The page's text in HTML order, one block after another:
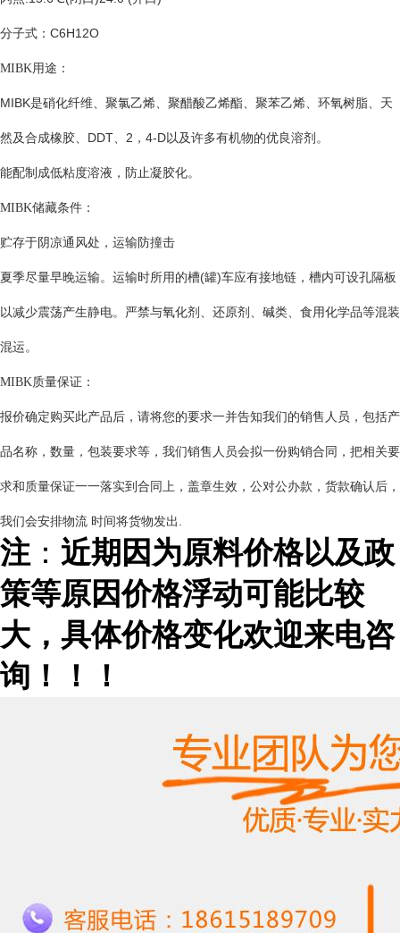
分子式： C6H12O
MIBK用途：
MIBK是硝化纤维、聚氯乙烯、聚醋酸乙烯酯、聚苯乙烯、环氧树脂、天
然及合成橡胶、 DDT 2 ， 4-D以及许多有机物的优良溶剂。
能配制成低粘度溶液，防止凝胶化。
MIBK储藏条件：
贮存于阴凉通风处，运输防撞击
夏季尽量早晚运输。运输时所用的槽(罐)车应有接地链，槽内可设孔隔板
以减少震荡产生静电。严禁与氧化剂、还原剂、碱类、食用化学品等混装
混运。
MIBK质量保证：
报价确定购买此产品后，请将您的要求一并告知我们的销售人员，包括产
品名称，数量，包装要求等，我们销售人员会拟一份购销合同，把相关要
求和质量保证一一落实到合同上，盖章生效，公对公办款，货款确认后，
我们会安排物流 时间将货物发出
注 ： 近期因为原料价格以及政
策等原因价格浮动可能比较
大，具体价格变化欢迎来电咨
询！！！